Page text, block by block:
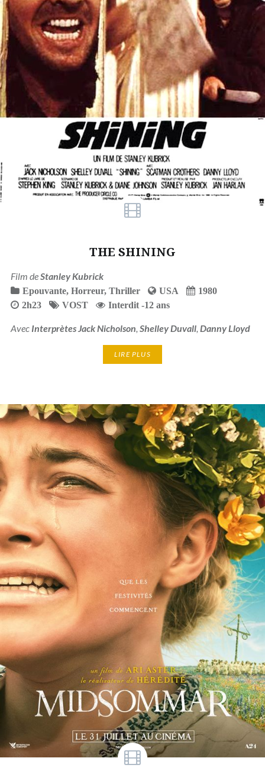
THE SHINING
Film de Stanley Kubrick
Epouvante, Horreur, Thriller USA
1980
2h23
VOST Interdit -12 ans
Avec Interprètes Jack Nicholson Shelley Duvall, Danny Lloyd
LIRE PLUS